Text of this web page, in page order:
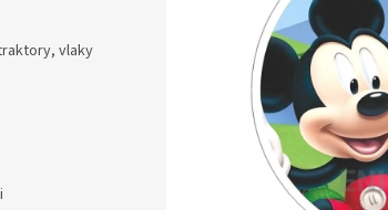
vlaky
5
hvězdiček.